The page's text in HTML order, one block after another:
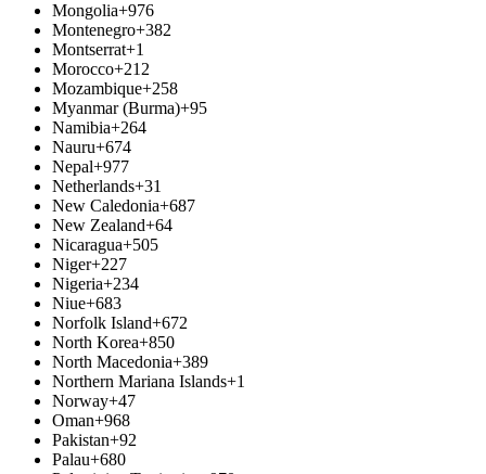
Mongolia+976
Montenegro+382
Montserrat+1
Morocco+212
Mozambique+258
Myanmar (Burma)+95
Namibia+264
Nauru+674
Nepal+977
Netherlands+31
New Caledonia+687
New Zealand+64
Nicaragua+505
Niger+227
Nigeria+234
Niue+683
Norfolk Island+672
North Korea+850
North Macedonia+389
Northern Mariana Islands+1
Norway+47
Oman+968
Pakistan+92
Palau+680